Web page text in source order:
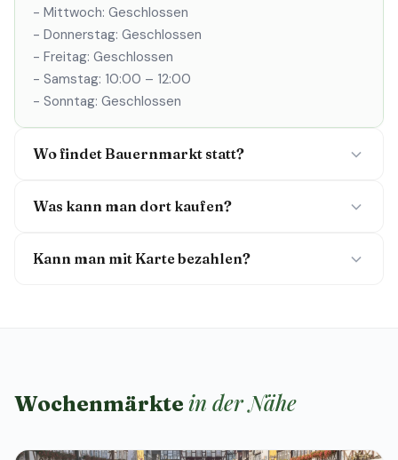
- Mittwoch: Geschlossen
- Donnerstag: Geschlossen
- Freitag: Geschlossen
- Samstag: 10:00 – 12:00
- Sonntag: Geschlossen
Wo findet Bauernmarkt statt?
Was kann man dort kaufen?
Kann man mit Karte bezahlen?
Wochenmärkte in der Nähe